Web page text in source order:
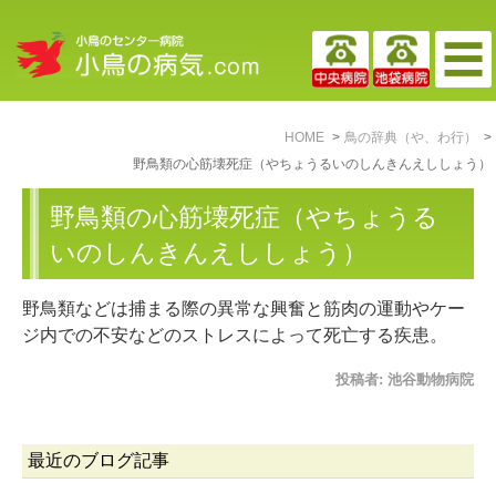
HOME
鳥の辞典（や、わ行）
野鳥類の心筋壊死症（やちょうるいのしんきんえししょう）
野鳥類の心筋壊死症（やちょうる
いのしんきんえししょう）
野鳥類などは捕まる際の異常な興奮と筋肉の運動やケー
ジ内での不安などのストレスによって死亡する疾患。
投稿者: 池谷動物病院
最近のブログ記事